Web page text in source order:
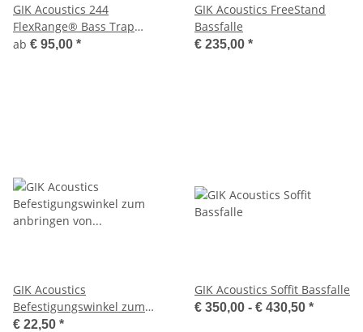
GIK Acoustics 244
FlexRange® Bass Trap
Panels (Paar)
ab € 95,00 *
GIK Acoustics FreeStand
Bassfalle
€ 235,00 *
GIK Acoustics
Befestigungswinkel zum
anbringen von
€ 22,50 *
GIK Acoustics Soffit Bassfalle
€ 350,00 - € 430,50 *